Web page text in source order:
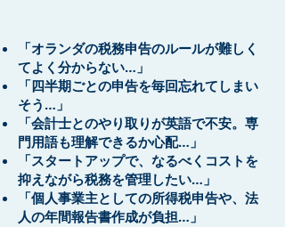
「オランダの税務申告のルールが難しく
てよく分からない…」
「四半期ごとの申告を毎回忘れてしまい
そう…」
「会計士とのやり取りが英語で不安。専
門用語も理解できるか心配…」
「スタートアップで、なるべくコストを
抑えながら税務を管理したい…」
「個人事業主としての所得税申告や、法
人の年間報告書作成が負担…」